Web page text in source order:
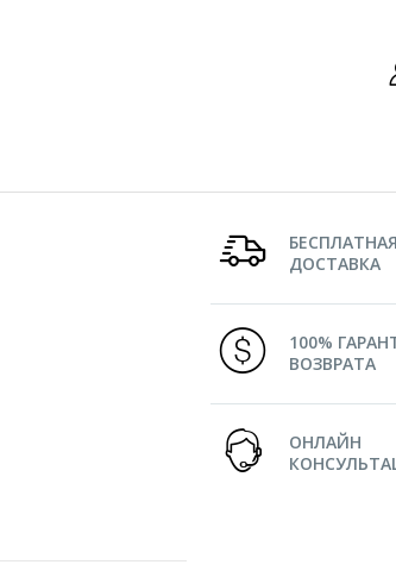
БЕСПЛАТНАЯ
ДОСТАВКА
100%
ВОЗВРАТА
ОНЛАЙН